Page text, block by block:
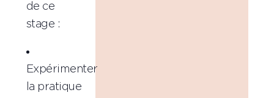
de ce
stage :
Expérimenter
la pratique